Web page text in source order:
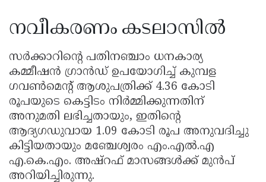
നവീകരണം കടലാസിൽ
സർക്കാറിന്റെ പതിനഞ്ചാം ധനകാര്യ
കമ്മീഷൻ ഗ്രാൻഡ് ഉപയോഗിച്ച് കുമ്പള
ഗവൺമെന്റ് ആശുപത്രിക്ക് 4.36 കോടി
രൂപയുടെ കെട്ടിടം നിർമ്മിക്കുന്നതിന്
അനുമതി ലഭിച്ചതായും, ഇതിന്റെ
ആദ്യഗഡുവായ 1.09 കോടി രൂപ അനുവദിച്ചു
കിട്ടിയതായും മഞ്ചേശ്വരം എം.എൽ.എ
എ.കെ.എം. അഷ്റഫ് മാസങ്ങൾക്ക് മുൻപ്
അറിയിച്ചിരുന്നു.